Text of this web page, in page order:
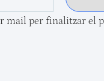
mail per finalitzar el